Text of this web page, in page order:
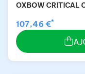
OXBOW CRITICAL
107,46 €*